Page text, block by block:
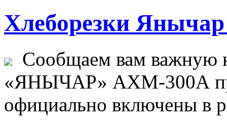
Хлеборезки Янычар
Сообщаем вам важную
«ЯНЫЧАР» АХМ-300А
официально включены в